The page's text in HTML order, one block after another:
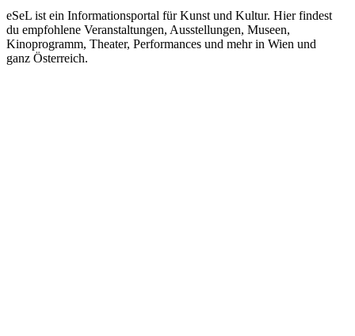
eSeL ist ein Informationsportal für Kunst und Kultur. Hier findest
du empfohlene Veranstaltungen, Ausstellungen, Museen,
Kinoprogramm, Theater, Performances und mehr in Wien und
ganz Österreich.